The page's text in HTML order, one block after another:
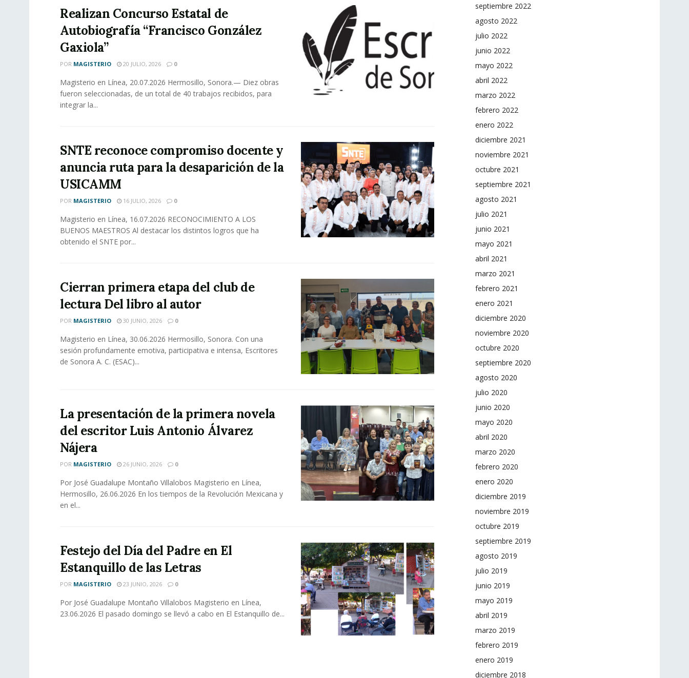
Realizan Concurso Estatal de
Autobiografía “Francisco González
Gaxiola”
POR MAGISTERIO 20 JULIO, 2026 0
Magisterio en Línea, 20.07.2026 Hermosillo, Sonora.— Diez obras
fueron seleccionadas, de un total de 40 trabajos recibidos, para
integrar la...
SNTE reconoce compromiso docente y
anuncia ruta para la desaparición de la
USICAMM
POR MAGISTERIO 16 JULIO, 2026 0
Magisterio en Línea, 16.07.2026 RECONOCIMIENTO A LOS
BUENOS MAESTROS Al destacar los distintos logros que ha
obtenido el SNTE por...
Cierran primera etapa del club de
lectura Del libro al autor
POR MAGISTERIO 30 JUNIO, 2026 0
Magisterio en Línea, 30.06.2026 Hermosillo, Sonora. Con una
sesión profundamente emotiva, participativa e intensa, Escritores
de Sonora A. C. (ESAC)...
La presentación de la primera novela
del escritor Luis Antonio Álvarez
Nájera
POR MAGISTERIO 26 JUNIO, 2026 0
Por José Guadalupe Montaño Villalobos Magisterio en Línea,
Hermosillo, 26.06.2026 En los tiempos de la Revolución Mexicana y
en el...
Festejo del Día del Padre en El
Estanquillo de las Letras
POR MAGISTERIO 23 JUNIO, 2026 0
Por José Guadalupe Montaño Villalobos Magisterio en Línea,
23.06.2026 El pasado domingo se llevó a cabo en El Estanquillo de...
septiembre 2022
agosto 2022
julio 2022
junio 2022
mayo 2022
abril 2022
marzo 2022
febrero 2022
enero 2022
diciembre 2021
noviembre 2021
octubre 2021
septiembre 2021
agosto 2021
julio 2021
junio 2021
mayo 2021
abril 2021
marzo 2021
febrero 2021
enero 2021
diciembre 2020
noviembre 2020
octubre 2020
septiembre 2020
agosto 2020
julio 2020
junio 2020
mayo 2020
abril 2020
marzo 2020
febrero 2020
enero 2020
diciembre 2019
noviembre 2019
octubre 2019
septiembre 2019
agosto 2019
julio 2019
junio 2019
mayo 2019
abril 2019
marzo 2019
febrero 2019
enero 2019
diciembre 2018